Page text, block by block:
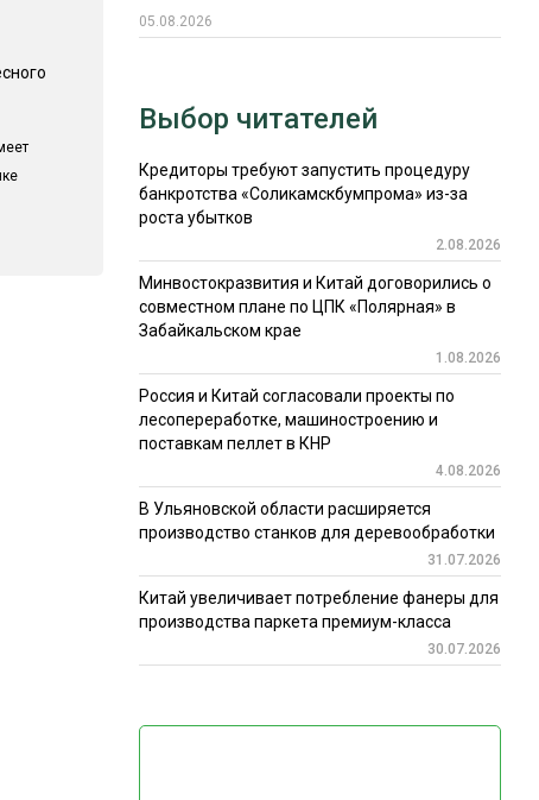
05.08.2026
Выбор читателей
Кредиторы требуют запустить процедуру
банкротства «Соликамскбумпрома» из-за
роста убытков
2.08.2026
Минвостокразвития и Китай договорились о
совместном плане по ЦПК «Полярная» в
Забайкальском крае
1.08.2026
Россия и Китай согласовали проекты по
лесопереработке, машиностроению и
поставкам пеллет в КНР
4.08.2026
В Ульяновской области расширяется
производство станков для деревообработки
31.07.2026
Китай увеличивает потребление фанеры для
производства паркета премиум-класса
30.07.2026